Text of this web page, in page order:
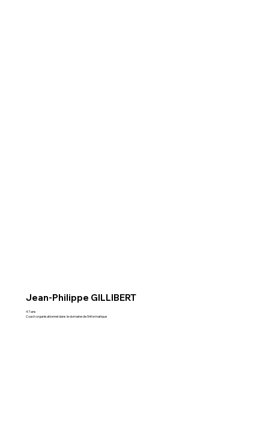
Jean-Philippe GILLIBERT
47 ans
Coach organisationnel dans le domaine de l'informatique